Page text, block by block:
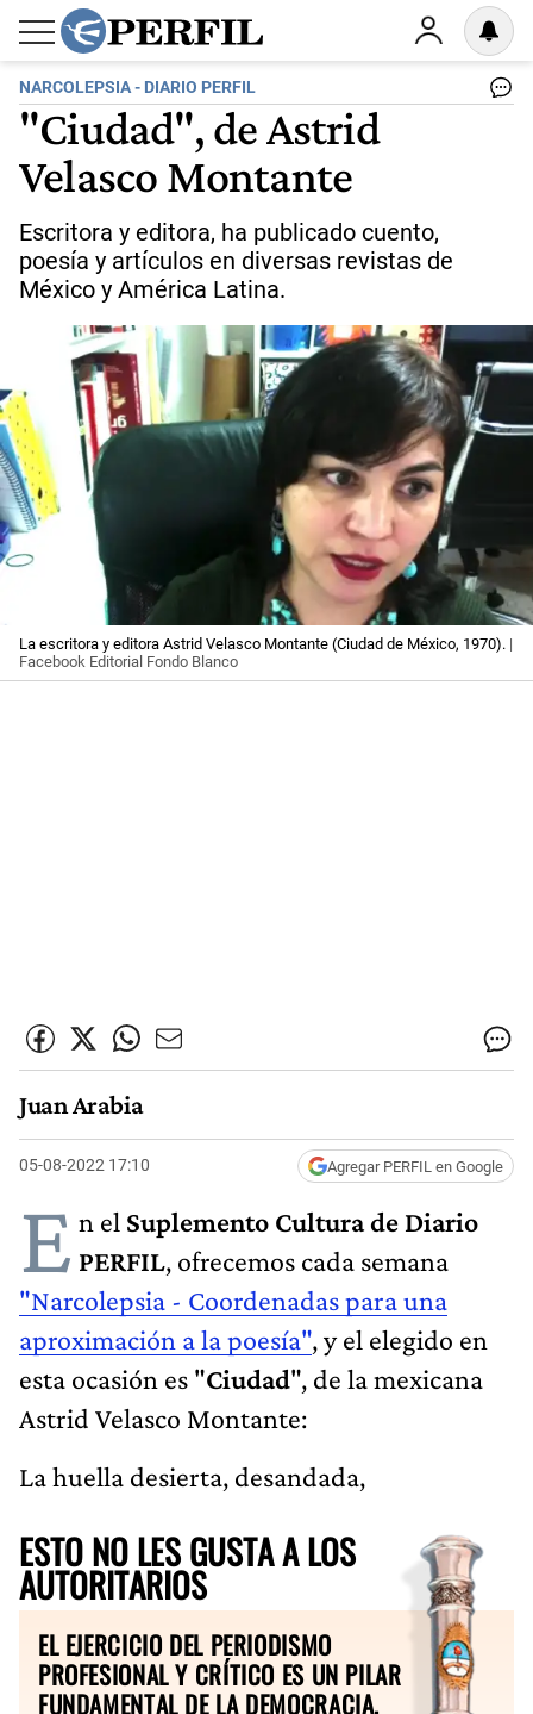
NARCOLEPSIA - DIARIO PERFIL
"Ciudad", de Astrid
Velasco Montante
Escritora y editora, ha publicado cuento,
poesía y artículos en diversas revistas de
México y América Latina.
La escritora y editora Astrid Velasco Montante (Ciudad de México, 1970). |
Facebook Editorial Fondo Blanco
Juan Arabia
05-08-2022 17:10 Agregar PERFIL en Google
E n el Suplemento Cultura de Diario
PERFIL, ofrecemos cada semana
"Narcolepsia - Coordenadas para una
aproximación a la poesía", y el elegido en
esta ocasión es "Ciudad", de la mexicana
Astrid Velasco Montante:
La huella desierta, desandada,
ESTO NO LES GUSTA A LOS
AUTORITARIOS
EL EJERCICIO DEL PERIODISMO
PROFESIONAL Y CRÍTICO ES UN PILAR
FUNDAMENTAL DE LA DEMOCRACIA.